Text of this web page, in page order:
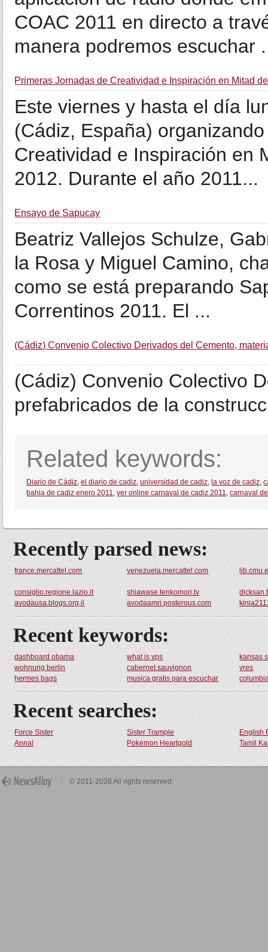
COAC 2011 en directo a
manera podremos escuchar
Primeras Jornadas de Creatividad e Inspiración en Mitad
Este viernes y hasta el día
(Cádiz, España)
Creatividad e Inspiración en
2012. Durante el año 2011...
Ensayo de Sapucay
Beatriz Vallejos Schulze,
la Rosa y Miguel Camino,
como se está preparando
Correntinos 2011. El ...
(Cádiz) Convenio Colectivo Derivados del Cemento,
(Cádiz) Convenio Colectivo
prefabricados de la
Related keywords:
Diario de Cádiz,el diario de cadiz,universidad de cadiz, la voz de cadiz,
bahia de cadiz enero 2011,ver online carnaval de cadiz 2011,carnaval
Recently parsed news:
france.mercattel.com venezuela.mercattel.com
consiglio.regione.lazio.it shiawase.tenkomori.tv
avodausa.blogs.org.il
avodaamri.posterous.com
Recent keywords:
dashboard obama what is vps
kansas
wohnung berlin
cabernet sauvignon
vres
hermes bags
musica gratis para escuchar
Recent searches:
Force Sister Sister Trample
English
Annal
Pokemon Heartgold Tamil
© 2011-2026 All rights reserved.